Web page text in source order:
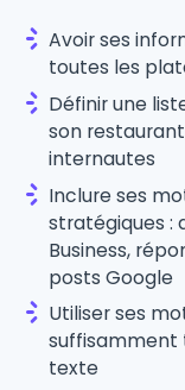
Avoir ses
toutes les
Définir une
son
internautes
Inclure ses
stratégiques :
Business,
posts Google
Utiliser ses
suffisamment
texte